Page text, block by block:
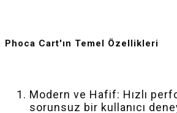
Phoca Cart'ın Temel Özellikleri
Modern ve Hafif: Hızlı
sorunsuz bir kullanıcı